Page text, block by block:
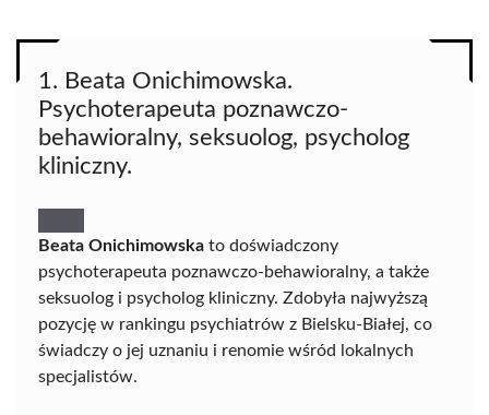
1. Beata Onichimowska.
Psychoterapeuta poznawczo-
behawioralny, seksuolog, psycholog
kliniczny.
Beata Onichimowska to doświadczony
psychoterapeuta poznawczo-behawioralny, a także
seksuolog i psycholog kliniczny. Zdobyła najwyższą
pozycję w rankingu psychiatrów z Bielsku-Białej, co
świadczy o jej uznaniu i renomie wśród lokalnych
specjalistów.